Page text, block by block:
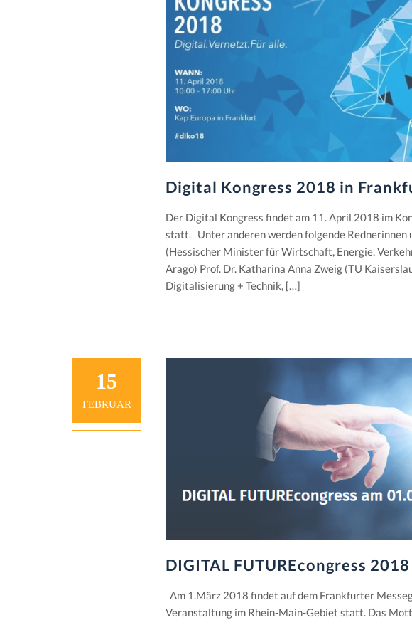
Digital Kongress 2018 in
Der Digital Kongress findet am 11. April 2018 im
statt. Unter anderen werden folgende Rednerinnen
(Hessischer Minister für Wirtschaft, Energie,
Arago) Prof. Dr. Katharina Anna Zweig (TU
Digitalisierung + Technik, […]
15
FEBRUAR
DIGITAL FUTUREcongress
Am 1.März 2018 findet auf dem Frankfurter
Veranstaltung im Rhein-Main-Gebiet statt. Das